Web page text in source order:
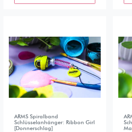
ARMS Spiralband
Schlüsselanhänger: Ribbon Girl
[Donnerschlag]